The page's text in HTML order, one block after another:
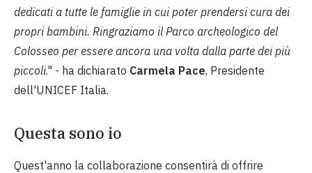
dedicati a tutte le famiglie in cui poter prendersi cura dei
propri bambini. Ringraziamo il Parco archeologico del
Colosseo per essere ancora una volta dalla parte dei più
piccoli." - ha dichiarato Carmela Pace, Presidente
dell'UNICEF Italia.
Questa sono io
Quest'anno la collaborazione consentirà di offrire